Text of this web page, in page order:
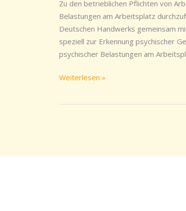
Zu den betrieblichen Pflichten von
Belastungen am Arbeitsplatz
Deutschen Handwerks gemeinsam
speziell zur Erkennung psychischer
psychischer Belastungen am
Gefahren
am
Arbeitsplatz
erkennen
Weiterlesen »